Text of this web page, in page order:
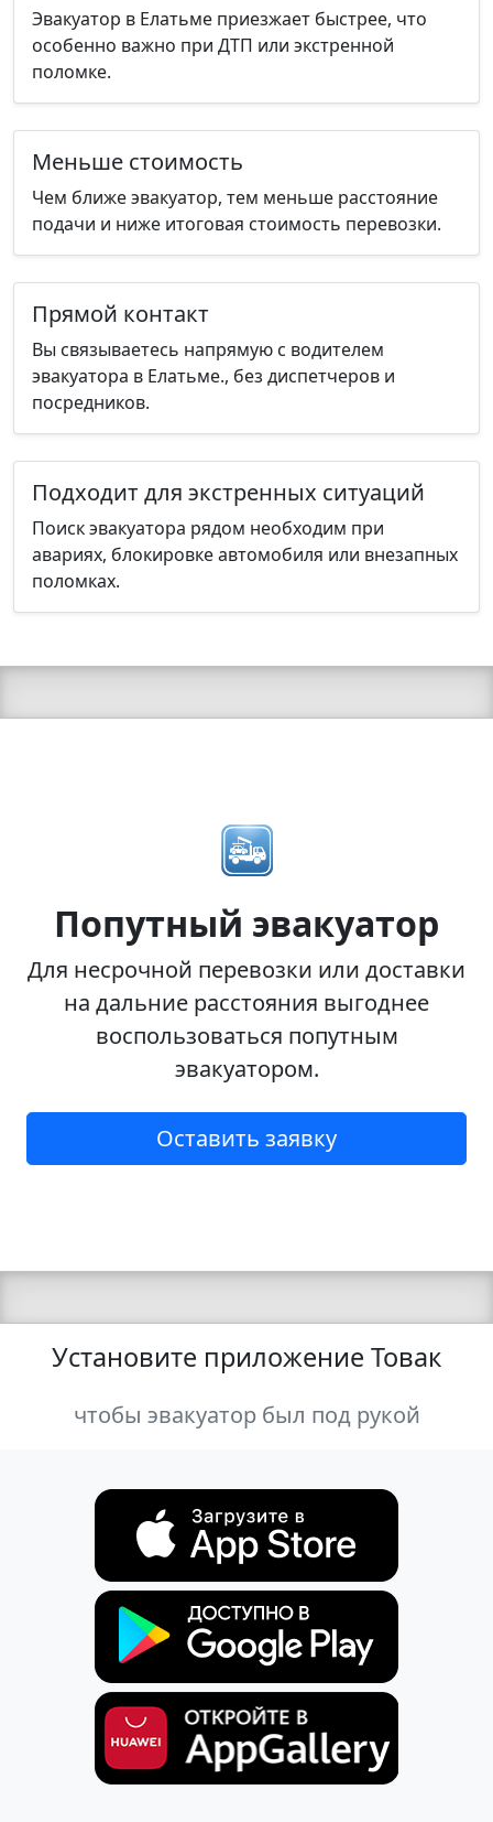
Эвакуатор в Елатьме приезжает быстрее, что
особенно важно при ДТП или экстренной
поломке.
Меньше стоимость
Чем ближе эвакуатор, тем меньше расстояние
подачи и ниже итоговая стоимость перевозки.
Прямой контакт
Вы связываетесь напрямую с водителем
эвакуатора в Елатьме., без диспетчеров и
посредников.
Подходит для экстренных ситуаций
Поиск эвакуатора рядом необходим при
авариях, блокировке автомобиля или внезапных
поломках.
Попутный эвакуатор
Для несрочной перевозки или доставки
на дальние расстояния выгоднее
воспользоваться попутным
эвакуатором.
Оставить заявку
Установите приложение Товак
чтобы эвакуатор был под рукой